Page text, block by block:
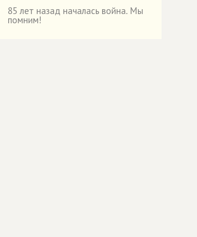
85 лет назад началась война. Мы
помним!